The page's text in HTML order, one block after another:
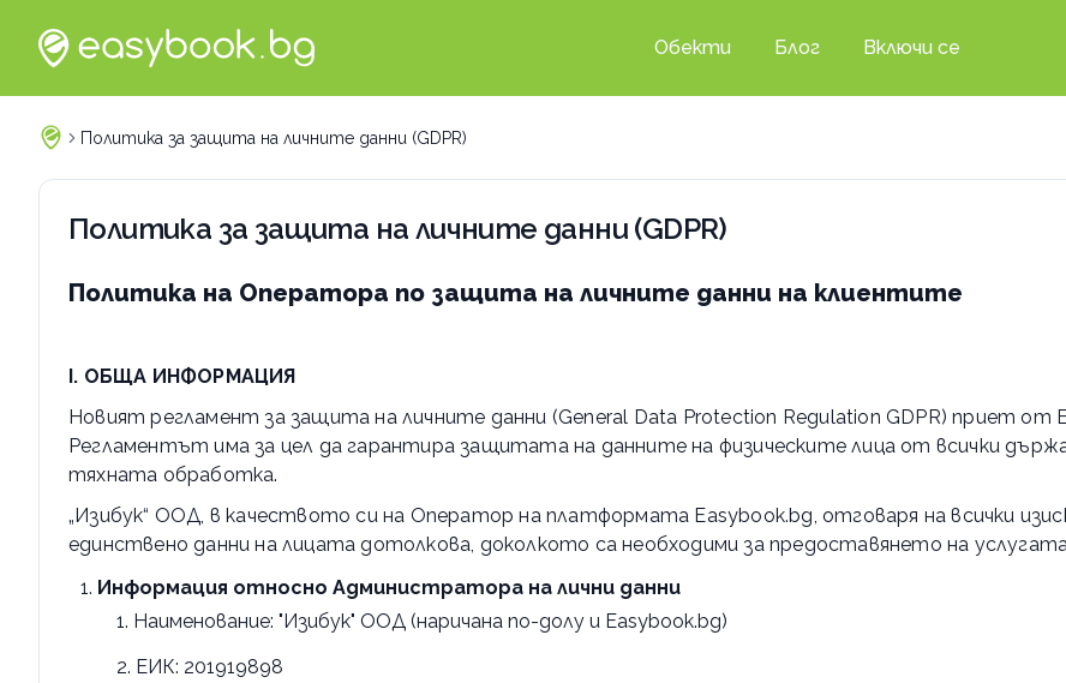
Обекти Блог Включи се
Политика за защита на личните данни (GDPR)
Политика за защита на личните данни (GDPR)
Политика на Оператора по защита на личните данни на клиентите
I. ОБЩА ИНФОРМАЦИЯ
Новият регламент за защита на личните данни (General Data Protection Regulation GDPR) приет от
Регламентът има за цел да гарантира защитата на данните на физическите лица от всички
тяхната обработка.
„Изибук“ ООД, в качеството си на Оператор на платформата Easybook.bg, отговаря на всички
единствено данни на лицата дотолкова, доколкото са необходими за предоставянето на
Информация относно Администратора на лични данни
Наименование: "Изибук" ООД (наричана по-долу и Easybook.bg)
ЕИК: 201919898